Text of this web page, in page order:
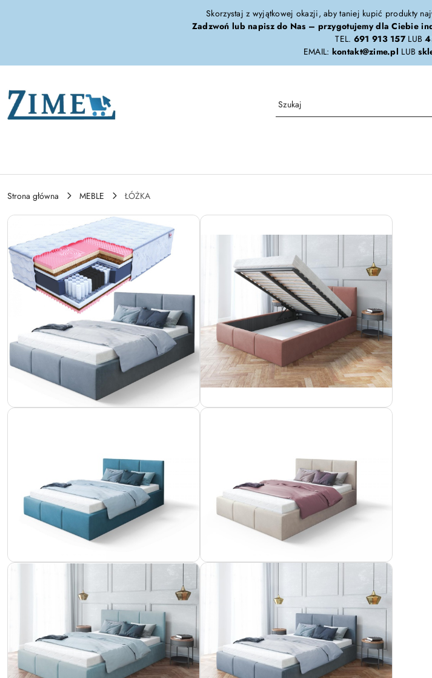
Skorzystaj z wyjątkowej okazji, aby taniej kupić produkty
Zadzwoń lub napisz do Nas – przygotujemy dla Ciebie
TEL. 691 913 157LUB
EMAIL: kontakt@zime.pl LUB
Strona główna MEBLE ŁÓŻKA